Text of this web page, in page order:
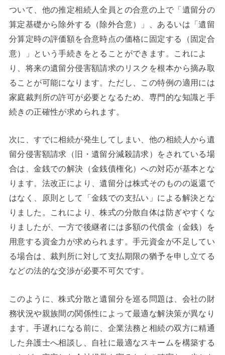
ついて、他の推定相続人全員との合意の上で「遺留分の
算定基礎から除外する（除外合意）」、あるいは「遺留
分算定時の評価額を合意時点の価格に固定する（固定合
意）」という手続きをとることができます。これによ
り、将来の遺留分侵害額請求のリスクを根本から摘み取
ることが可能になります。ただし、この特例の適用には
家庭裁判所の許可が必要となるため、専門的な知識と手
続きの正確性が求められます。
次に、すでに相続が発生してしまい、他の相続人から遺
留分侵害額請求（旧・遺留分減殺請求）をされている場
合は、金銭での解決（金銭債権化）への対応が基本とな
ります。法改正により、遺留分は株式そのものの返還で
はなく、原則として「金銭での支払い」による解決とな
りました。これにより、株式の分散自体は防ぎやすくな
りましたが、一方で後継者には多額の代償金（金銭）を
用意する資金力が求められます。手元資金が不足してい
る場合は、裁判所に対して支払期限の猶予を申し立てる
などの法的な交渉が必要不可欠です。
このように、株式分散と遺留分を巡る問題は、会社の財
務状況や親族間の関係性によって最適な解決策が異なり
ます。手遅れになる前に、企業法務と相続の双方に精通
した弁護士へ相談し、自社に最適なスキームを構築する